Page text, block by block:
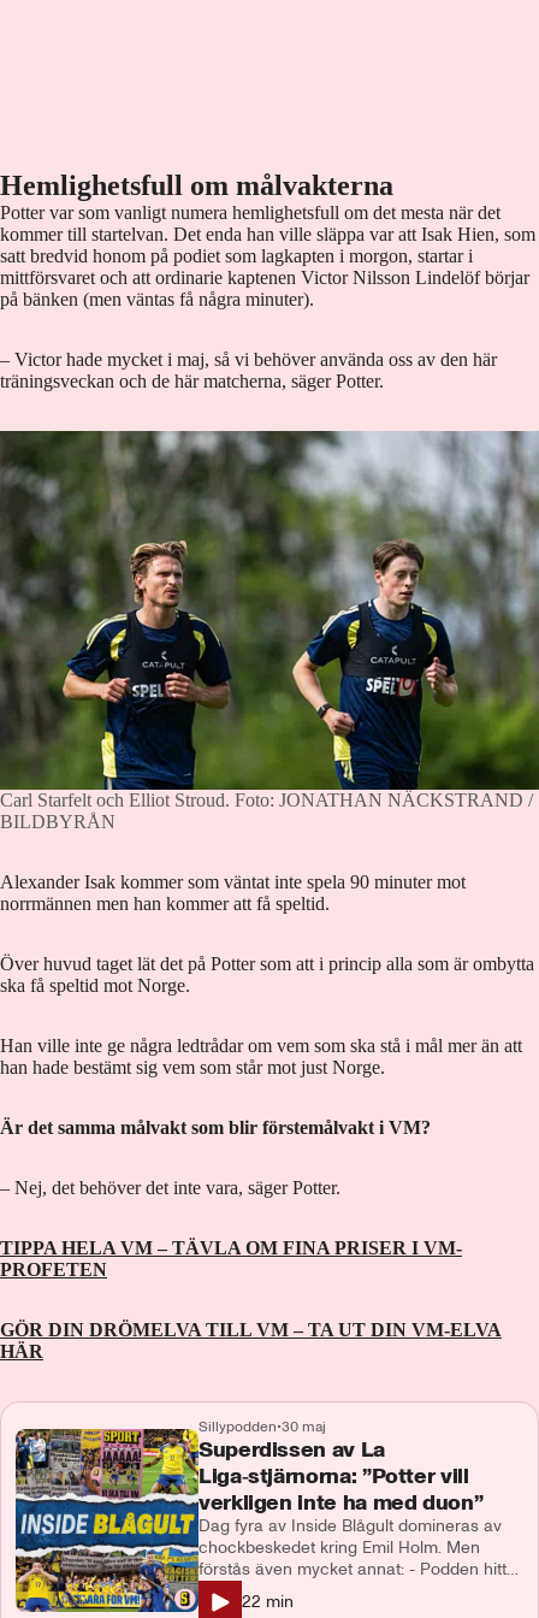
Hemlighetsfull om målvakterna
Potter var som vanligt numera hemlighetsfull om det mesta när det
kommer till startelvan. Det enda han ville släppa var att Isak Hien, som
satt bredvid honom på podiet som lagkapten i morgon, startar i
mittförsvaret och att ordinarie kaptenen Victor Nilsson Lindelöf börjar
på bänken (men väntas få några minuter).
– Victor hade mycket i maj, så vi behöver använda oss av den här
träningsveckan och de här matcherna, säger Potter.
Carl Starfelt och Elliot Stroud. Foto: JONATHAN NÄCKSTRAND /
BILDBYRÅN
Alexander Isak kommer som väntat inte spela 90 minuter mot
norrmännen men han kommer att få speltid.
Över huvud taget lät det på Potter som att i princip alla som är ombytta
ska få speltid mot Norge.
Han ville inte ge några ledtrådar om vem som ska stå i mål mer än att
han hade bestämt sig vem som står mot just Norge.
Är det samma målvakt som blir förstemålvakt i VM?
– Nej, det behöver det inte vara, säger Potter.
TIPPA HELA VM – TÄVLA OM FINA PRISER I VM-
PROFETEN
GÖR DIN DRÖMELVA TILL VM – TA UT DIN VM-ELVA
HÄR
Sillypodden•30 maj
Superdissen av La
Liga‑stjärnorna: ”Potter vill
verkligen inte ha med duon”
Dag fyra av Inside Blågult domineras av
chockbeskedet kring Emil Holm. Men
förstås även mycket annat: - Podden hittar
Sveriges nästa förbundskapten: ”Han är
statsmannamässig”. - Nanasi-beskedet:
22 min